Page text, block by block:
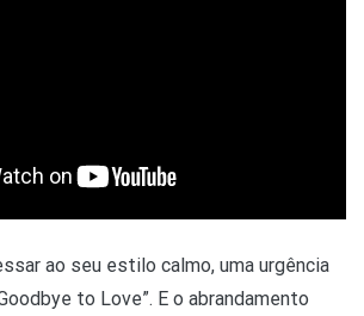
ao seu estilo calmo, uma urgência
to Love”. E o abrandamento